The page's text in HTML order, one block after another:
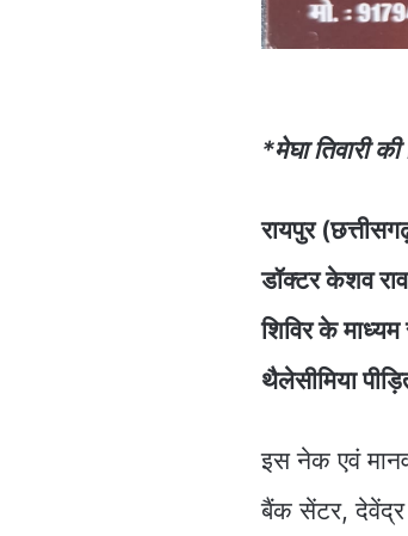
*मेघा तिवारी की
रायपुर
डॉक्टर केशव
शिविर के माध्यम
थैलेसीमिया
इस नेक एवं
बैंक सेंटर, देवेंद्र